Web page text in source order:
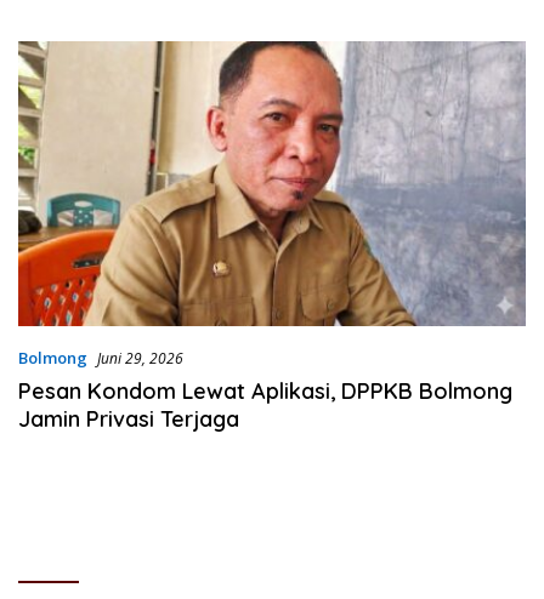
Bolmong Juni 29, 2026
Pesan Kondom Lewat Aplikasi, DPPKB Bolmong
Jamin Privasi Terjaga